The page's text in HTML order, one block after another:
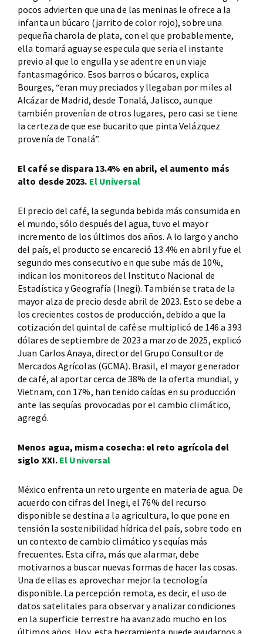
pocos advierten que una de las meninas le ofrece a la
infanta un búcaro (jarrito de color rojo), sobre una
pequeña charola de plata, con el que probablemente,
ella tomará aguay se especula que seria el instante
previo al que lo engulla y se adentre en un viaje
fantasmagórico. Esos barros o búcaros, explica
Bourges, “eran muy preciados y llegaban por miles al
Alcázar de Madrid, desde Tonalá, Jalisco, aunque
también provenían de otros lugares, pero casi se tiene
la certeza de que ese bucarito que pinta Velázquez
provenía de Tonalá”.
El café se dispara 13.4% en abril, el aumento más
alto desde 2023. El Universal
El precio del café, la segunda bebida más consumida en
el mundo, sólo después del agua, tuvo el mayor
incremento de los últimos dos años. A lo largo y ancho
del país, el producto se encareció 13.4% en abril y fue el
segundo mes consecutivo en que sube más de 10%,
indican los monitoreos del Instituto Nacional de
Estadística y Geografía (Inegi). También se trata de la
mayor alza de precio desde abril de 2023. Esto se debe a
los crecientes costos de producción, debido a que la
cotización del quintal de café se multiplicó de 146 a 393
dólares de septiembre de 2023 a marzo de 2025, explicó
Juan Carlos Anaya, director del Grupo Consultor de
Mercados Agrícolas (GCMA). Brasil, el mayor generador
de café, al aportar cerca de 38% de la oferta mundial, y
Vietnam, con 17%, han tenido caídas en su producción
ante las sequías provocadas por el cambio climático,
agregó.
Menos agua, misma cosecha: el reto agrícola del
siglo XXI. El Universal
México enfrenta un reto urgente en materia de agua. De
acuerdo con cifras del Inegi, el 76% del recurso
disponible se destina a la agricultura, lo que pone en
tensión la sostenibilidad hídrica del país, sobre todo en
un contexto de cambio climático y sequías más
frecuentes. Esta cifra, más que alarmar, debe
motivarnos a buscar nuevas formas de hacer las cosas.
Una de ellas es aprovechar mejor la tecnología
disponible. La percepción remota, es decir, el uso de
datos satelitales para observar y analizar condiciones
en la superficie terrestre ha avanzado mucho en los